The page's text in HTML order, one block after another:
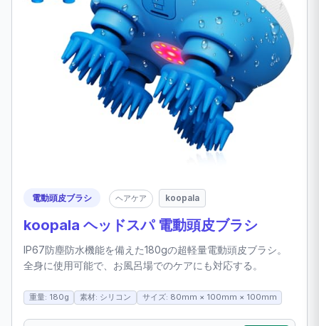
電動頭皮ブラシ ヘアケア koopala
koopala ヘッドスパ 電動頭皮ブラシ
IP67防塵防水機能を備えた180gの超軽量電動頭皮ブラシ。
全身に使用可能で、お風呂場でのケアにも対応する。
重量: 180g 素材: シリコン サイズ: 80mm × 100mm × 100mm